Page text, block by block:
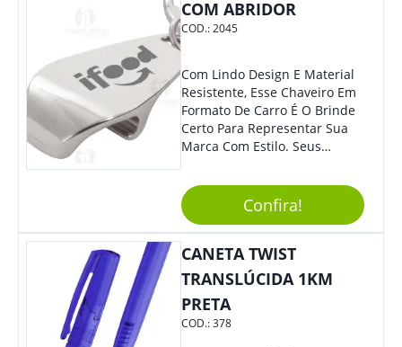
COM ABRIDOR
COD.:2045
Com Lindo Design E Material
Resistente, Esse Chaveiro Em
Formato De Carro É O Brinde
Certo Para Representar Sua
Marca Com Estilo. Seus
Adorar.
Confira!
CANETA TWIST
TRANSLÚCIDA 1KM
PRETA
COD.:378